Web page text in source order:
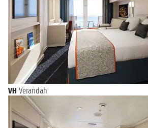
VH Verandah